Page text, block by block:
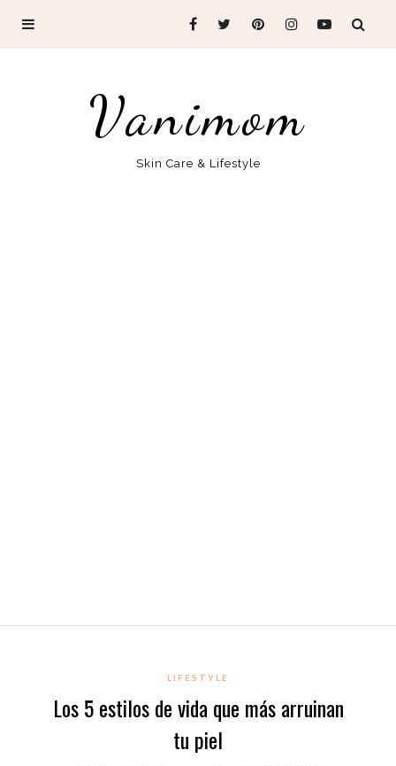
Vanimom
Skin Care & Lifestyle
LIFESTYLE
Los 5 estilos de vida que más arruinan
tu piel